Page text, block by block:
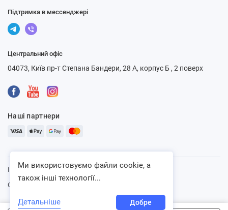
Підтримка в мессенджері
Центральний офіс
04073, Київ пр-т Степана Бандери, 28 А, корпус Б , 2 поверх
Наші партнери
Інтернет-магазин «Ventbazar», 2013 - 2026
Сайт розроблено:
Ми використовуємо файли cookie, а
також інші технології...
Детальніше Добре